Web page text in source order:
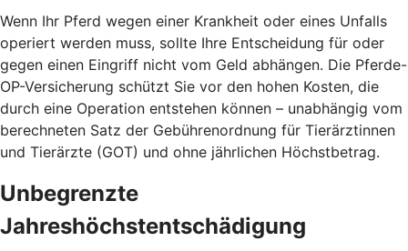
Wenn Ihr Pferd wegen einer Krankheit oder eines Unfalls
operiert werden muss, sollte Ihre Entscheidung für oder
gegen einen Eingriff nicht vom Geld abhängen. Die Pferde-
OP-Versicherung schützt Sie vor den hohen Kosten, die
durch eine Operation entstehen können – unabhängig vom
berechneten Satz der Gebührenordnung für Tierärztinnen
und Tierärzte (GOT) und ohne jährlichen Höchstbetrag.
Unbegrenzte
Jahreshöchstentschädigung